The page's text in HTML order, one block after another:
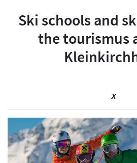
Ski schools and
the tourismus
x